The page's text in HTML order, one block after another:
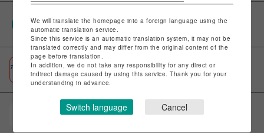
PARCOポイント
全国のPARCOやONLINE PARCOで貯まる＆使える
ポケパル払い
初回登録＆お買物で最大1,500円分のPARCOポイント進呈
POCKET PARCO（公式アプリ）
We will translate the homepage into a foreign language using the
automatic translation service.
Since this service is an automatic translation system, it may not be
translated correctly and may differ from the original content of the
page before translation.
In addition, we do not take any responsibility for any direct or
indirect damage caused by using this service. Thank you for your
understanding in advance.
Switch language Cancel